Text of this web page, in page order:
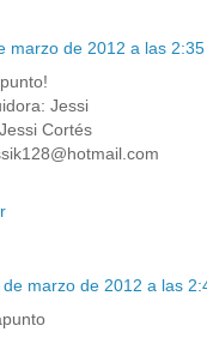
marzo de 2012 a las 2:35
Jessi
Cortés
de marzo de 2012 a las